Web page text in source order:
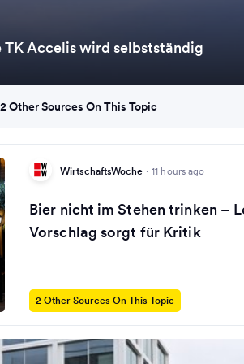
Accelis wird selbstständig
Other Sources On This Topic
WirtschaftsWoche · 11 hours ago
Bier nicht im Stehen trinken –
Vorschlag sorgt für Kritik
2 Other Sources On This Topic